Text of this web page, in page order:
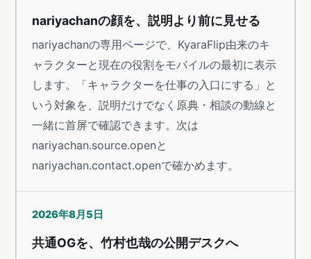
nariyachanの顔を、説明より前に見せる
nariyachanの専用ページで、KyaraFlip由来のキ
ャラクターと現在の役割をモバイルの最初に表示
します。「キャラクターを仕事の入口にする」と
いう対象を、説明だけでなく原典・相談の動線と
一緒に首屏で確認できます。次は
nariyachan.source.openと
nariyachan.contact.openで確かめます。
2026年8月5日
共通OGを、竹村也哉の公開デスクへ